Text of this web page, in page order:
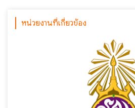
หน่วยงานที่เกี่ยวข้อง